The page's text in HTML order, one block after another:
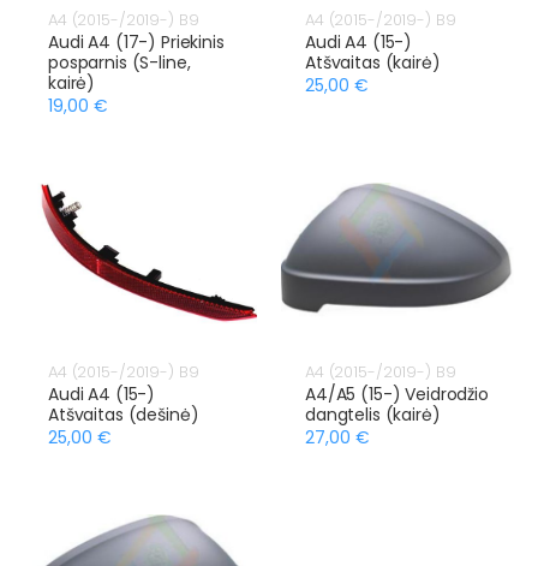
A4 (2015-/2019-) B9
Audi A4 (17-) Priekinis
posparnis (S-line,
kairė)
19,00 €
A4 (2015-/2019-) B9
Audi A4 (15-)
Atšvaitas (kairė)
25,00 €
A4 (2015-/2019-) B9
Audi A4 (15-)
Atšvaitas (dešinė)
25,00 €
A4 (2015-/2019-) B9
A4/A5 (15-) Veidrodžio
dangtelis (kairė)
27,00 €